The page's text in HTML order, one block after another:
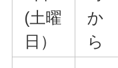
(土曜
日）
か
ら